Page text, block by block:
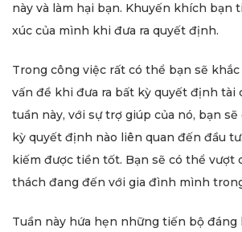
này và làm hại bạn. Khuyến khích bạn
xúc của mình khi đưa ra quyết định.
Trong công việc rất có thể bạn sẽ
vấn đề khi đưa ra bất kỳ quyết định tài
tuần này, với sự trợ giúp của nó, bạn
kỳ quyết định nào liên quan đến đầu
kiếm được tiền tốt. Bạn sẽ có thể vượt
thách đang đến với gia đình mình
Tuần này hứa hẹn những tiến bộ đáng